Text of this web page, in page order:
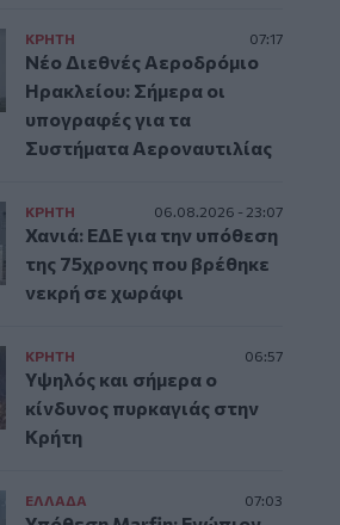
ΚΡΗΤΗ 07:17
Νέο Διεθνές Αεροδρόμιο
Ηρακλείου: Σήμερα οι
υπογραφές για τα
Συστήματα Αεροναυτιλίας
ΚΡΗΤΗ 06.08.2026 - 23:07
Χανιά: ΕΔΕ για την υπόθεση
της 75χρονης που βρέθηκε
νεκρή σε χωράφι
ΚΡΗΤΗ 06:57
Υψηλός και σήμερα ο
κίνδυνος πυρκαγιάς στην
Κρήτη
ΕΛΛAΔΑ 07:03